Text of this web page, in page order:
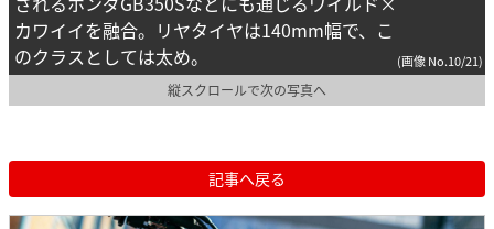
カワイイを融合。リヤタイヤは140mm幅で、こ
のクラスとしては太め。
(画像 No.10/21)
縦スクロールで次の写真へ
記事へ戻る